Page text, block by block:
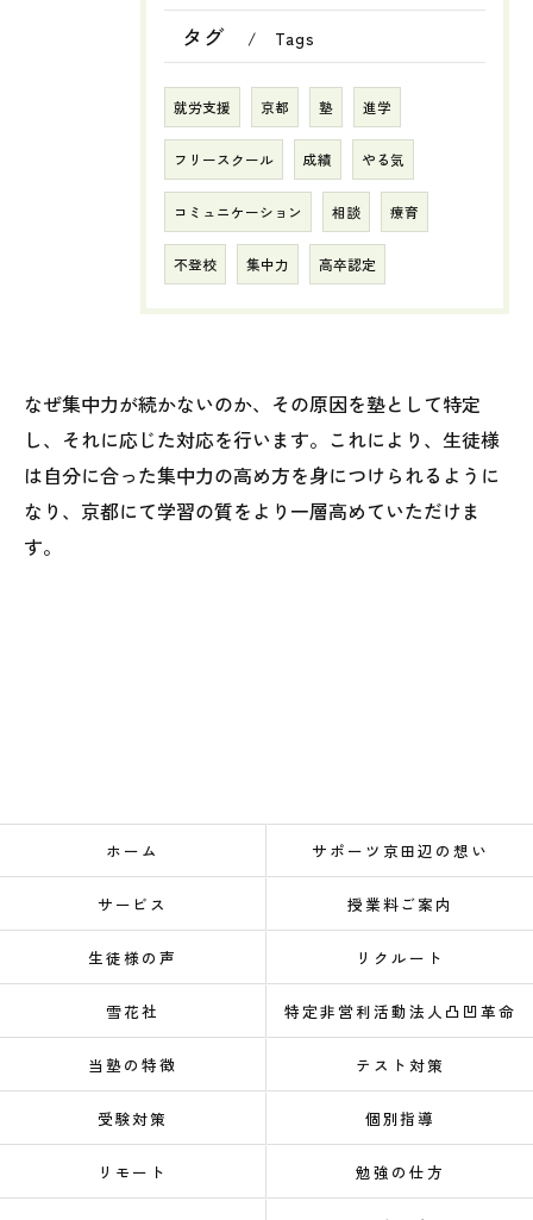
タグ Tags
就労支援 京都 塾 進学
フリースクール 成績 やる気
コミュニケーション 相談 療育
不登校 集中力 高卒認定
なぜ集中力が続かないのか、その原因を塾として特定
し、それに応じた対応を行います。これにより、生徒様
は自分に合った集中力の高め方を身につけられるように
なり、京都にて学習の質をより一層高めていただけま
す。
ホーム サポーツ京田辺の想い
サービス 授業料ご案内
生徒様の声 リクルート
雪花社 特定非営利活動法人凸凹革命
当塾の特徴 テスト対策
受験対策 個別指導
リモート 勉強の仕方